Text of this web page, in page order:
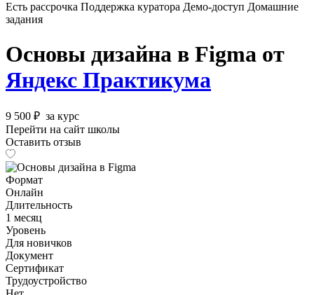
Есть рассрочка Поддержка куратора Демо-доступ Домашние
задания
Основы дизайна в Figma от
Яндекс Практикума
9 500 ₽ за курс
Перейти на сайт школы
Оставить отзыв
Формат
Онлайн
Длительность
1 месяц
Уровень
Для новичков
Документ
Сертификат
Трудоустройство